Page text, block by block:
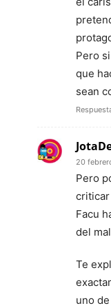
Pero
que
sean
20
Pero
Facu
del
Te
uno